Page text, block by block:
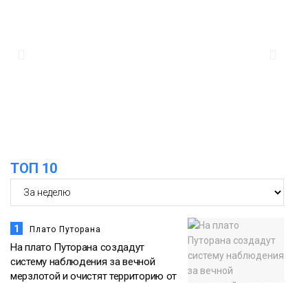
ТОП 10
1 Плато Путорана
На плато Путорана создадут
систему наблюдения за вечной
мерзлотой и очистят территорию от